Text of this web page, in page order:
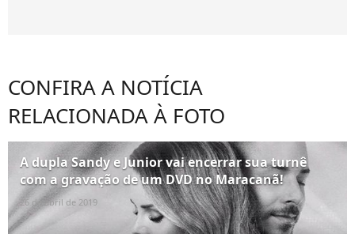
CONFIRA A NOTÍCIA
RELACIONADA À FOTO
A dupla Sandy e Junior vai encerrar sua turnê
com a gravação de um DVD no Maracanã!
26 de abril de 2019